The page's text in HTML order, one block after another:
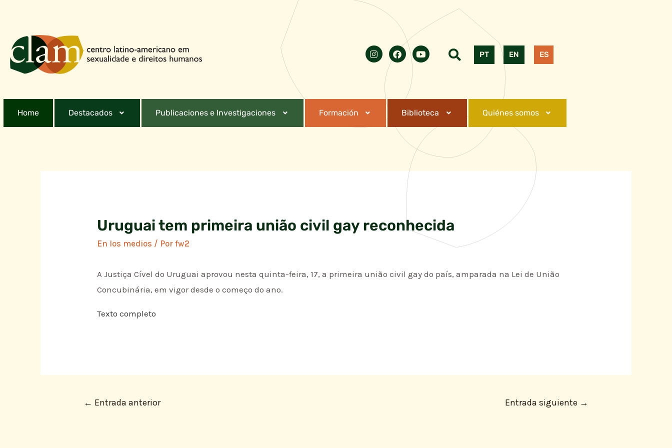
PT EN ES
Home Destacados Publicaciones e Investigaciones Formación Biblioteca Quiénes somos
Uruguai tem primeira união civil gay reconhecida
En los medios / Porfw2
A Justiça Cível do Uruguai aprovou nesta quinta-feira, 17, a primeira união civil gay do país, amparada na Lei de União
Concubinária, em vigor desde o começo do ano.
Texto completo
← Entrada anterior Entrada siguiente →